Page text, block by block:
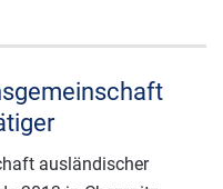
ausländischer